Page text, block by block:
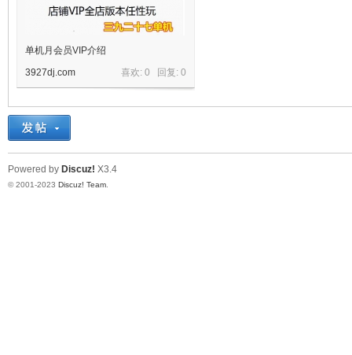
十
单机月会员VIP介绍
喜欢: 0 回复: 0
3927dj.com
Powered by Discuz! X3.4
© 2001-2023 Discuz! Team.